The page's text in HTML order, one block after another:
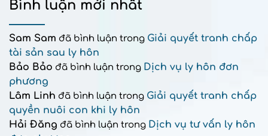
Bình luận mới nhất
Sam Sam đã bình luận trong Giải quyết tranh chấp
tài sản sau ly hôn
Bảo Bảo đã bình luận trong Dịch vụ ly hôn đơn
phương
Lâm Linh đã bình luận trong Giải quyết tranh chấp
quyền nuôi con khi ly hôn
Hải Đăng đã bình luận trong Dịch vụ tư vấn ly hôn